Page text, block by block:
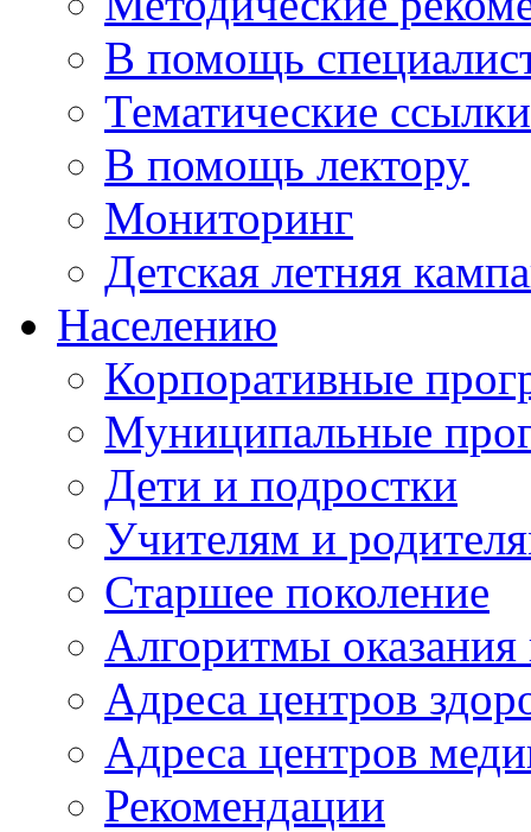
В помощь
Тематические ссылки
В помощь лектору
Мониторинг
Детская летняя
Населению
Корпоративные
Муниципальные
Дети и подростки
Учителям и
Старшее поколение
Алгоритмы
Адреса центров
Адреса центров
Рекомендации